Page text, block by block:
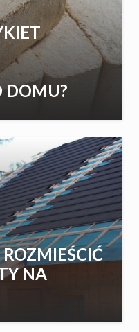
DOMU?
NA